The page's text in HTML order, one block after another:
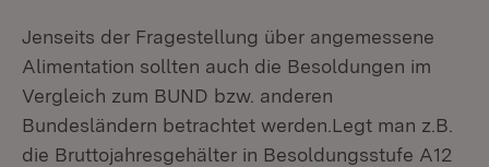
Jenseits der Fragestellung über angemessene
Alimentation sollten auch die Besoldungen im
Vergleich zum BUND bzw. anderen
Bundesländern betrachtet werden.Legt man z.B.
die Bruttojahresgehälter in Besoldungsstufe A12